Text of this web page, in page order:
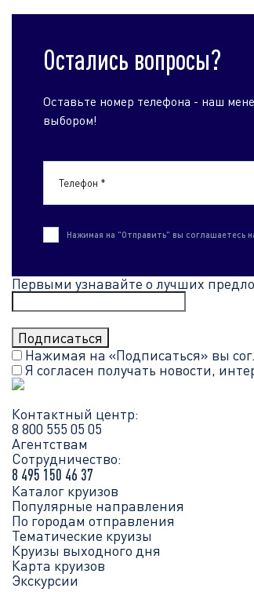
Остались вопросы?
Оставьте номер телефона - наш
выбором!
Телефон *
Нажимая на "Отправить" вы соглашаетесь
Первыми узнавайте о лучших
Нажимая на «Подписаться» вы
Я согласен получать новости,
Контактный центр:
8 800 555 05 05
Агентствам
Сотрудничество:
8 495 150 46 37
Каталог круизов
Популярные направления
По городам отправления
Тематические круизы
Круизы выходного дня
Карта круизов
Экскурсии